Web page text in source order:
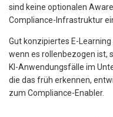
sind keine optionalen
Compliance-Infrastruktur
Gut konzipiertes E-
wenn es rollenbezogen ist,
KI-Anwendungsfälle im
die das früh erkennen,
zum Compliance-Enabler.